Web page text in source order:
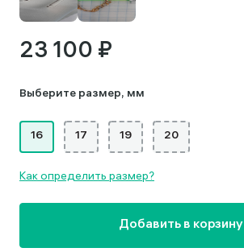
23 100 ₽
Выберите размер, мм
16 17 19 20
Как определить размер?
Добавить в корзину